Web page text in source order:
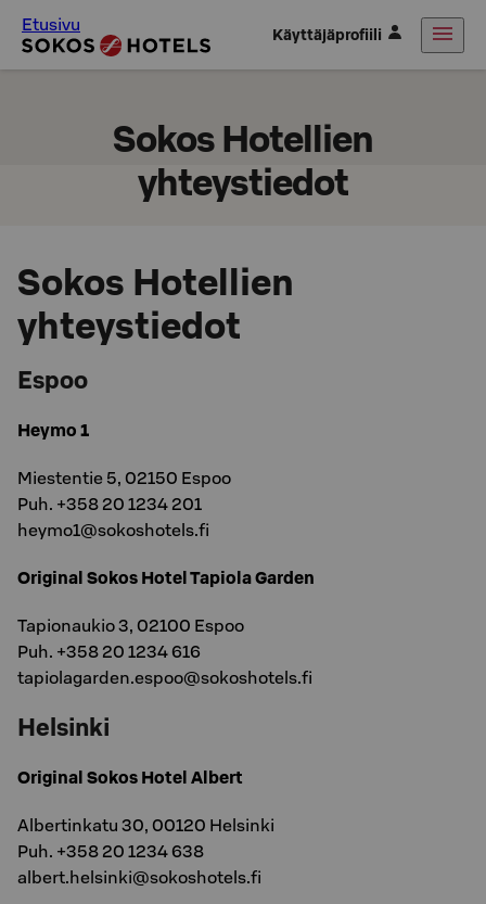
Etusivu Käyttäjäprofiili
Sokos Hotellien
yhteystiedot
Sokos Hotellien
yhteystiedot
Espoo
Heymo 1
Miestentie 5, 02150 Espoo
Puh. +358 20 1234 201
heymo1@sokoshotels.fi
Original Sokos Hotel Tapiola Garden
Tapionaukio 3, 02100 Espoo
Puh. +358 20 1234 616
tapiolagarden.espoo@sokoshotels.fi
Helsinki
Original Sokos Hotel Albert
Albertinkatu 30, 00120 Helsinki
Puh. +358 20 1234 638
albert.helsinki@sokoshotels.fi